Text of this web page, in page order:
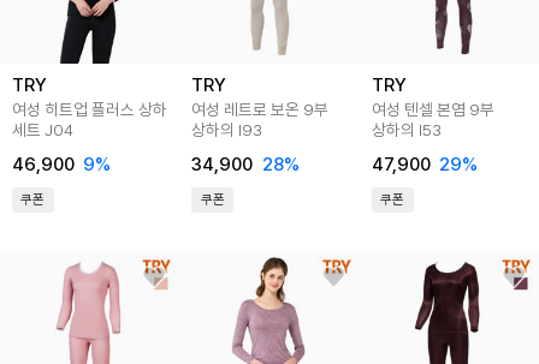
TRY
여성 히트업 플러스 상하
세트 J04
46,900 9%
쿠폰
TRY
여성 레트로 보온 9부
상하의 I93
34,900 28%
쿠폰
TRY
여성 텐셀 본염 9부
상하의 I53
47,900 29%
쿠폰